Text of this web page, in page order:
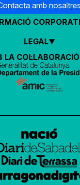
amb nosaltres
LEGAL
LA